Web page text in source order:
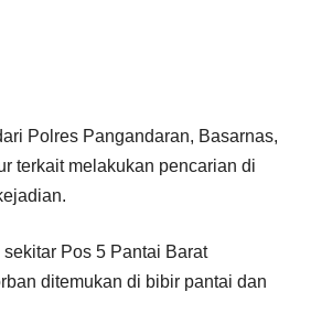
Polres Pangandaran, Basarnas,
terkait melakukan pencarian di
Pos 5 Pantai Barat
ditemukan di bibir pantai dan